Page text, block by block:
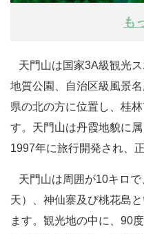
も
天門山は国家3A級観光
地質公園、自治区級風景
県の北の方に位置し、桂
す。天門山は丹霞地貌に
1997年に旅行開発され、
天門山は周囲が10キロ
天）、神仙寨及び桃花島
ます。観光地の中に、90